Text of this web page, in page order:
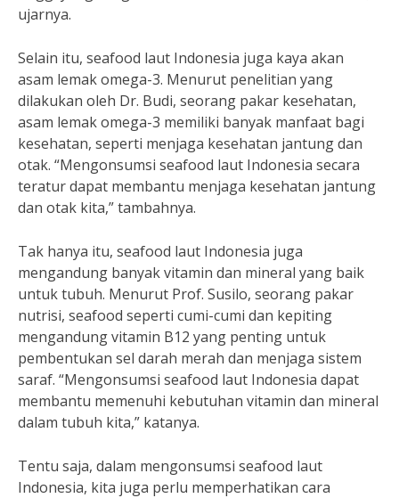
ujarnya.
Selain itu, seafood laut Indonesia juga kaya akan
asam lemak omega-3. Menurut penelitian yang
dilakukan oleh Dr. Budi, seorang pakar kesehatan,
asam lemak omega-3 memiliki banyak manfaat bagi
kesehatan, seperti menjaga kesehatan jantung dan
otak. “Mengonsumsi seafood laut Indonesia secara
teratur dapat membantu menjaga kesehatan jantung
dan otak kita,” tambahnya.
Tak hanya itu, seafood laut Indonesia juga
mengandung banyak vitamin dan mineral yang baik
untuk tubuh. Menurut Prof. Susilo, seorang pakar
nutrisi, seafood seperti cumi-cumi dan kepiting
mengandung vitamin B12 yang penting untuk
pembentukan sel darah merah dan menjaga sistem
saraf. “Mengonsumsi seafood laut Indonesia dapat
membantu memenuhi kebutuhan vitamin dan mineral
dalam tubuh kita,” katanya.
Tentu saja, dalam mengonsumsi seafood laut
Indonesia, kita juga perlu memperhatikan cara